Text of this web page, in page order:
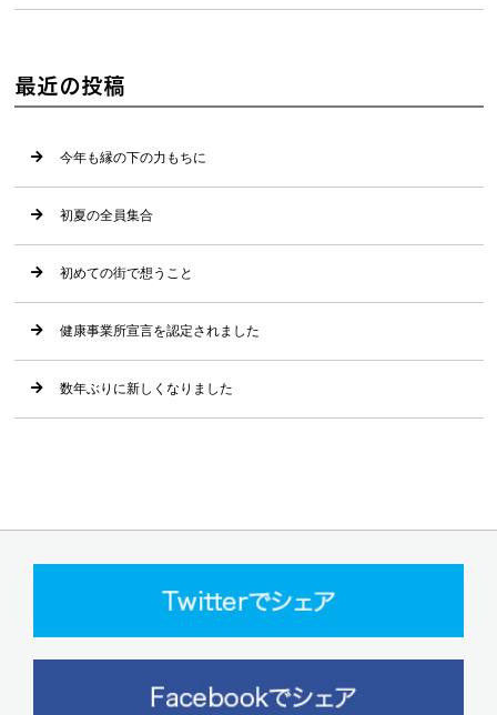
最近の投稿
今年も縁の下の力もちに
初夏の全員集合
初めての街で想うこと
健康事業所宣言を認定されました
数年ぶりに新しくなりました